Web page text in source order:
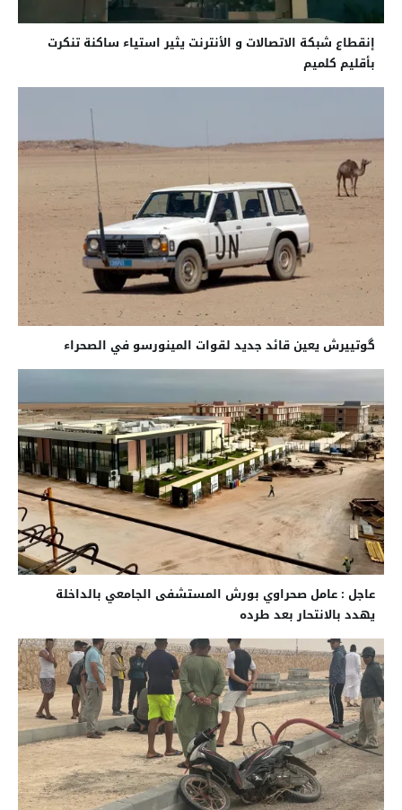
إنقطاع شبكة الاتصالات و الأنترنت يثير استياء ساكنة تنكرت
بأقليم كلميم
گوتييرش يعين قائد جديد لقوات المينورسو في الصحراء
عاجل : عامل صحراوي بورش المستشفى الجامعي بالداخلة
يهدد بالانتحار بعد طرده